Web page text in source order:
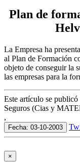
Plan de
La Empresa ha
al Plan de Formación
objeto de conseguir la
las empresas para la
Este artículo se
Seguros (Cias y
,
Fecha: 03-10-2003
×